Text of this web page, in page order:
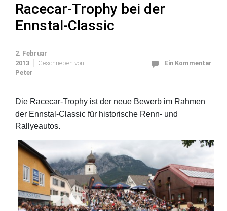
Racecar-Trophy bei der
Ennstal-Classic
2. Februar
2013
Geschrieben von
Peter
Ein Kommentar
Die Racecar-Trophy ist der neue Bewerb im Rahmen
der Ennstal-Classic für historische Renn- und
Rallyeautos.